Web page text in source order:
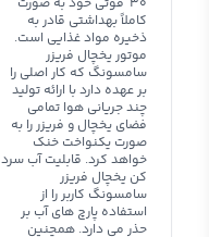
کاملاً بهداشتی قادر به
ذخیره مواد غذایی است.
موتور یخچال فریزر
سامسونگ که کار اصلی را
بر عهده دارد با ارائه تولید
چند جریانی هوا تمامی
فضای یخچال و فریزر را به
صورت یکنواخت خنک
خواهد کرد. قابلیت آب سرد
کن یخچال فریزر
سامسونگ کاربر را از
استفاده پارچ های آب بر
حذر می دارد. همچنین